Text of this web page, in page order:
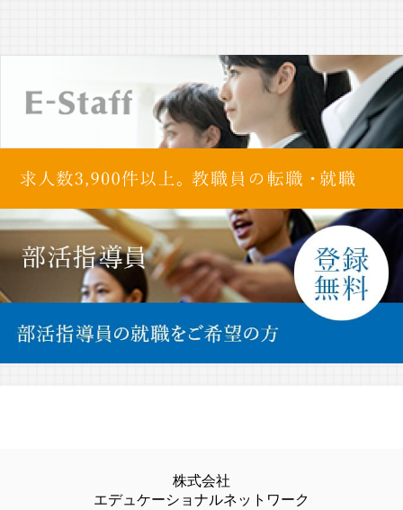
株式会社
エデュケーショナルネットワーク